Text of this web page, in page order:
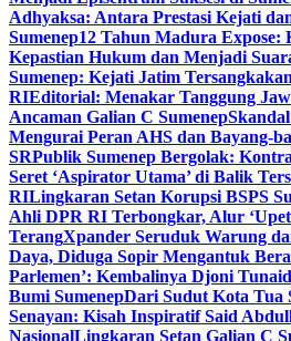
Adhyaksa: Antara Prestasi Kejati
Sumenep12 Tahun Madura Expose:
Kepastian Hukum dan Menjadi
Sumenep: Kejati Jatim
RIEditorial: Menakar Tanggung
Ancaman Galian C Sumenep
Mengurai Peran AHS dan Bayang-
SRPublik Sumenep Bergolak:
Seret ‘Aspirator Utama’ di Balik
RILingkaran Setan Korupsi BSPS
Ahli DPR RI Terbongkar, Alur
TerangXpander Seruduk Warung
Daya, Diduga Sopir Mengantuk
Parlemen’: Kembalinya Djoni
Bumi SumenepDari Sudut Kota Tua
Senayan: Kisah Inspiratif Said
NasionalLingkaran Setan Galian C